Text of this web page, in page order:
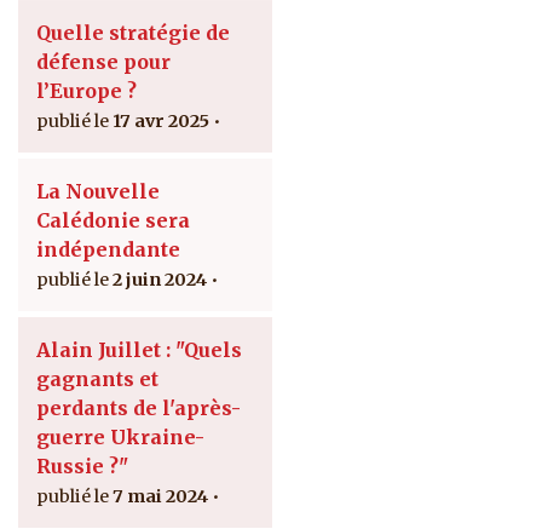
Quelle stratégie de
défense pour
l’Europe ?
17 avr 2025
La Nouvelle
Calédonie sera
indépendante
2 juin 2024
Alain Juillet : "Quels
gagnants et
perdants de l'après-
guerre Ukraine-
Russie ?"
7 mai 2024